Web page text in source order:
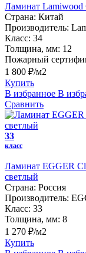
Ламинат Lamiwood
Страна: Китай
Производитель:
Класс: 34
Толщина, мм: 12
Пожарный
1 800 ₽/м2
Купить
В избранное В
Сравнить
33
класс
Ламинат EGGER
светлый
Страна: Россия
Производитель:
Класс: 33
Толщина, мм: 8
1 270 ₽/м2
Купить